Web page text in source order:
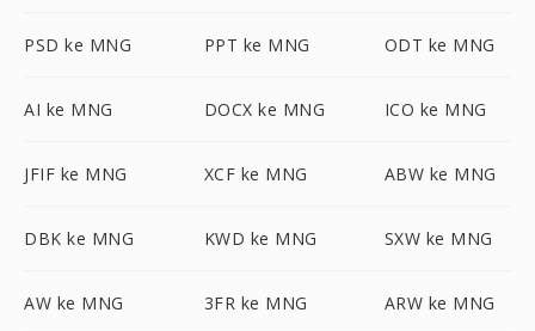
PSD ke MNG PPT ke MNG ODT ke MNG
AI ke MNG DOCX ke MNG ICO ke MNG
JFIF ke MNG XCF ke MNG ABW ke MNG
DBK ke MNG KWD ke MNG SXW ke MNG
AW ke MNG 3FR ke MNG ARW ke MNG